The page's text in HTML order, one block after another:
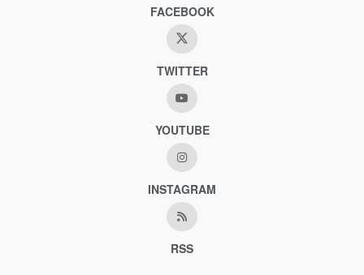
FACEBOOK
TWITTER
YOUTUBE
INSTAGRAM
RSS